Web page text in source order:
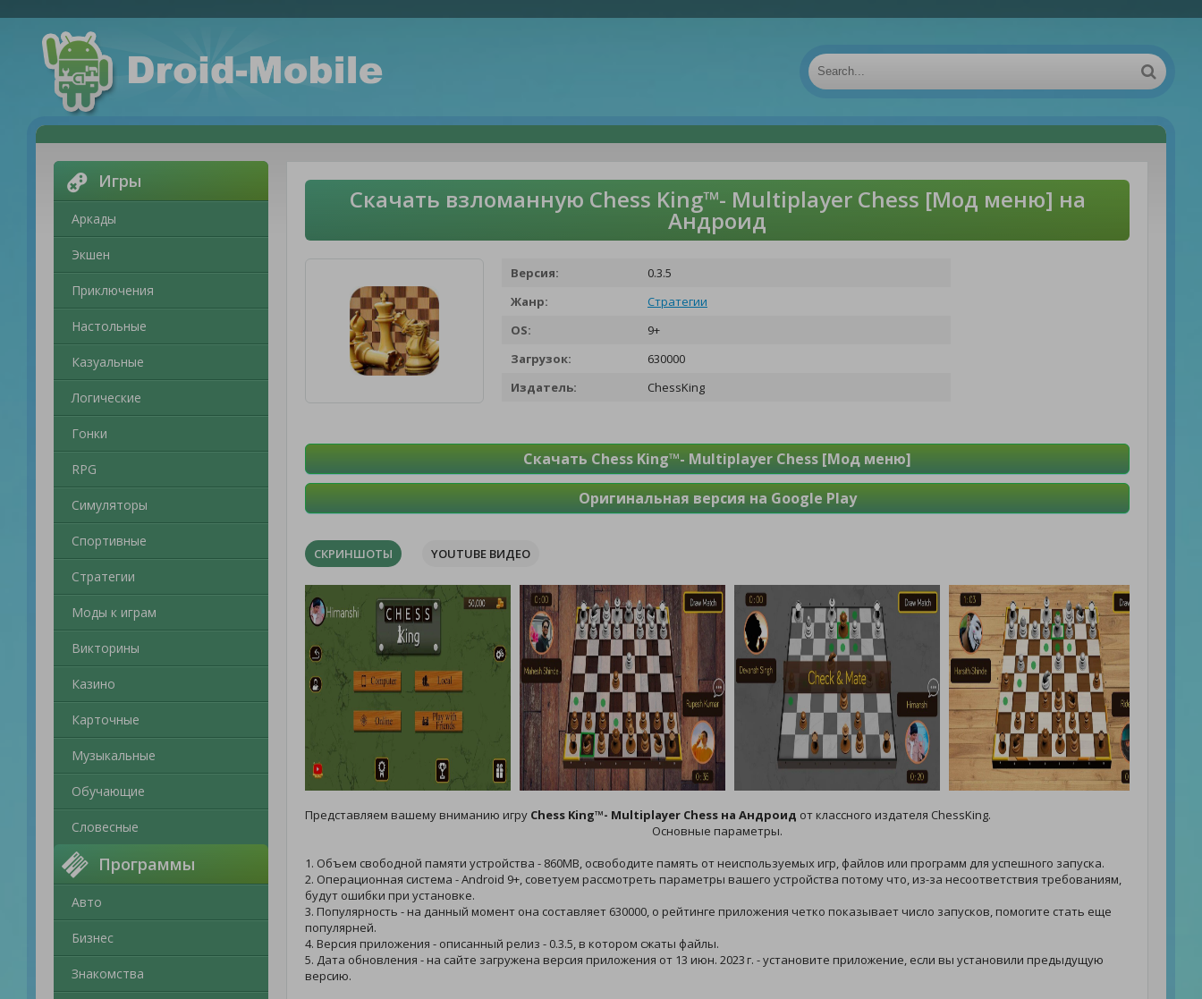
Игры
Аркады
Экшен
Приключения
Настольные
Казуальные
Логические
Гонки
RPG
Симуляторы
Спортивные
Стратегии
Моды к играм
Викторины
Казино
Карточные
Музыкальные
Обучающие
Словесные
Программы
Авто
Бизнес
Знакомства
Скачать взломанную Chess King™- Multiplayer Chess [Мод меню] на
Андроид
Версия:
0.3.5
Жанр:
Стратегии
OS:
9+
Загрузок:
630000
Издатель:
ChessKing
Скачать Chess King™- Multiplayer Chess [Мод меню]
Оригинальная версия на Google Play
СКРИНШОТЫ YOUTUBE ВИДЕО
Представляем вашему вниманию игру Chess King™- Multiplayer Chess на Андроид от классного издателя ChessKing.
Основные параметры.
1. Объем свободной памяти устройства - 860MB, освободите память от неиспользуемых игр, файлов или программ для успешного запуска.
2. Операционная система - Android 9+, советуем рассмотреть параметры вашего устройства потому что, из-за несоответствия требованиям,
будут ошибки при установке.
3. Популярность - на данный момент она составляет 630000, о рейтинге приложения четко показывает число запусков, помогите стать еще
популярней.
4. Версия приложения - описанный релиз - 0.3.5, в котором сжаты файлы.
5. Дата обновления - на сайте загружена версия приложения от 13 июн. 2023 г. - установите приложение, если вы установили предыдущую
версию.